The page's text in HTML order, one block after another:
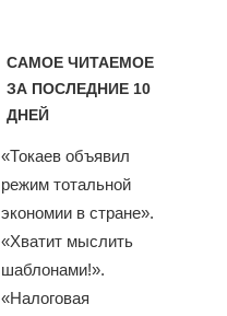
САМОЕ ЧИТАЕМОЕ
ЗА ПОСЛЕДНИЕ 10
ДНЕЙ
«Токаев объявил
режим тотальной
экономии в стране».
«Хватит мыслить
шаблонами!».
«Налоговая